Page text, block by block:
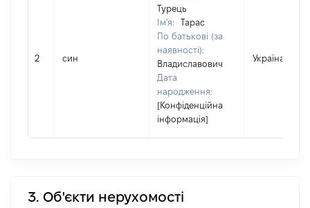
2 син
Турець
Ім'я:
Тарас
По батькові (за
наявності):
Владиславович
Дата
народження:
[Конфіденційна
інформація]
Україна
3. Об'єкти нерухомості